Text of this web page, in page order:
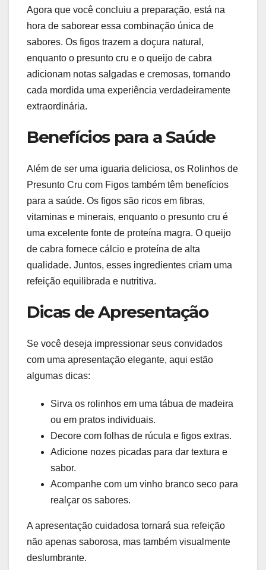
Agora que você concluiu a preparação, está na
hora de saborear essa combinação única de
sabores. Os figos trazem a doçura natural,
enquanto o presunto cru e o queijo de cabra
adicionam notas salgadas e cremosas, tornando
cada mordida uma experiência verdadeiramente
extraordinária.
Benefícios para a Saúde
Além de ser uma iguaria deliciosa, os Rolinhos de
Presunto Cru com Figos também têm benefícios
para a saúde. Os figos são ricos em fibras,
vitaminas e minerais, enquanto o presunto cru é
uma excelente fonte de proteína magra. O queijo
de cabra fornece cálcio e proteína de alta
qualidade. Juntos, esses ingredientes criam uma
refeição equilibrada e nutritiva.
Dicas de Apresentação
Se você deseja impressionar seus convidados
com uma apresentação elegante, aqui estão
algumas dicas:
Sirva os rolinhos em uma tábua de madeira
ou em pratos individuais.
Decore com folhas de rúcula e figos extras.
Adicione nozes picadas para dar textura e
sabor.
Acompanhe com um vinho branco seco para
realçar os sabores.
A apresentação cuidadosa tornará sua refeição
não apenas saborosa, mas também visualmente
deslumbrante.